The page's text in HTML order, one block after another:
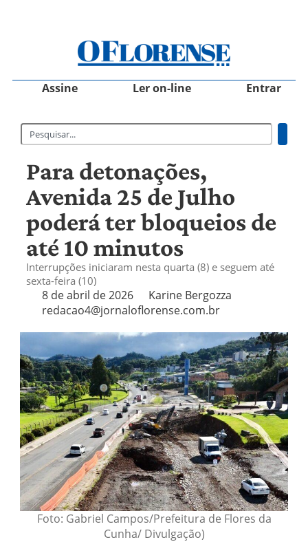
Assine Ler on-line Entrar
Para detonações,
Avenida 25 de Julho
poderá ter bloqueios de
até 10 minutos
Interrupções iniciaram nesta quarta (8) e seguem até
sexta-feira (10)
8 de abril de 2026
Karine Bergozza
redacao4@jornaloflorense.com.br
Foto: Gabriel Campos/Prefeitura de Flores da
Cunha/ Divulgação)